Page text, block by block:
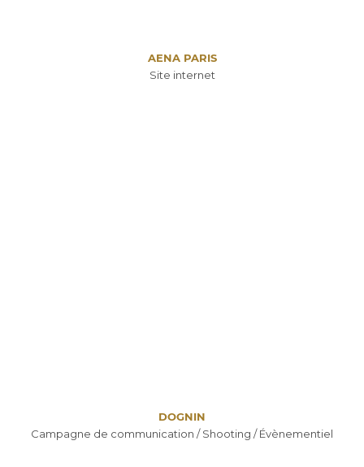
AENA PARIS
Site internet
DOGNIN
Campagne de communication / Shooting / Évènementiel